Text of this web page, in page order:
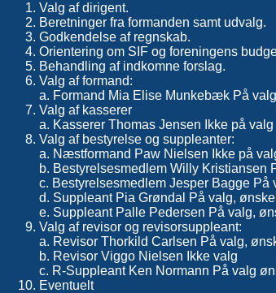
Valg af dirigent.
Beretninger fra formanden samt udvalg.
Godkendelse af regnskab.
Orientering om SIF og foreningens
Behandling af indkomne forslag.
Valg af formand:
a. Formand Mia Elise Munkebæk På
Valg af kasserer
a. Kasserer Thomas Jensen Ikke på valg
Valg af bestyrelse og suppleanter:
a. Næstformand Paw Nielsen Ikke på
b. Bestyrelsesmedlem Willy Kristiansen
c. Bestyrelsesmedlem Jesper Bagge På
d. Suppleant Pia Grøndal På valg,
e. Suppleant Palle Pedersen På valg,
Valg af revisor og revisorsuppleant:
a. Revisor Thorkild Carlsen På valg,
b. Revisor Viggo Nielsen Ikke valg
c. R-Suppleant Ken Normann På valg
Eventuelt